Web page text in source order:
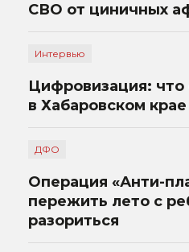
СВО от циничных
Интервью
Цифровизация: что
в Хабаровском крае
ДФО
Операция «Анти-
пережить лето с
разориться